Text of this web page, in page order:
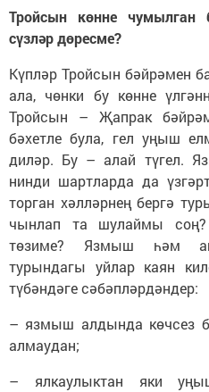
Тройсын көнне чумылган
сүзләр дөресме?
Күпләр Тройсын бәйрәмен
ала, чөнки бу көнне
Тройсын – Җапрак
бәхетле була, гел уңыш
диләр. Бу – алай түгел.
нинди шартларда да
торган хәлләрнең бергә
чынлап та шулаймы
төзиме? Язмыш һәм
турындагы уйлар каян
түбәндәге сәбәпләрдәндер:
– язмыш алдында көчсез
алмаудан;
– ялкаулыктан яки